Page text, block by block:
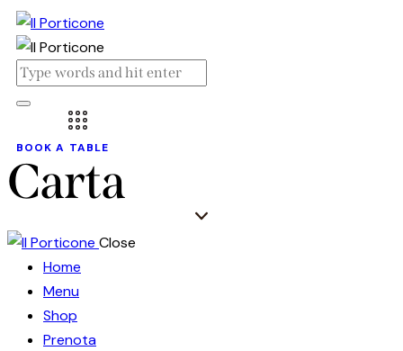
BOOK A TABLE
Carta
Close
Home
Menu
Shop
Prenota